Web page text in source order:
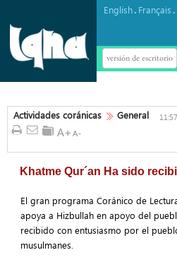
English. Français.
versión de escritorio
Actividades coránicas General
Khatme Qur´an Ha sido
El gran programa Coránico de
apoya a Hizbullah en apoyo del
recibido con entusiasmo por el
musulmanes.